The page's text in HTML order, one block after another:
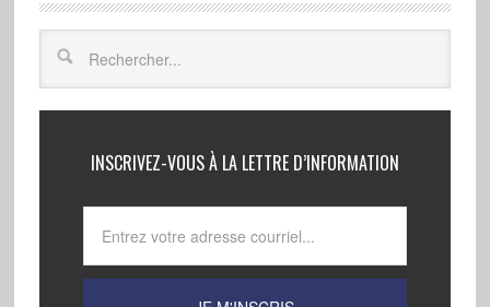
INSCRIVEZ-VOUS À LA LETTRE D’INFORMATION